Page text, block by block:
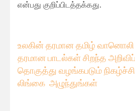
என்பது குறிப்பிடத்தக்கது.
உலகின் தரமான தமிழ்
தரமான பாடல்கள் சிறந்த
தொகுத்து வழங்கபடும்
லிங்கை அழுந்துங்கள்